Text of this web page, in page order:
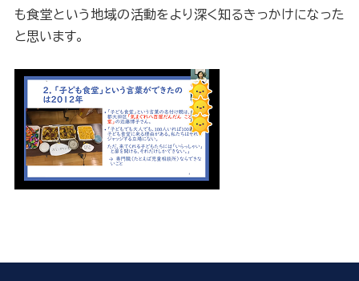
も食堂という地域の活動をより深く知るきっかけになった
と思います。